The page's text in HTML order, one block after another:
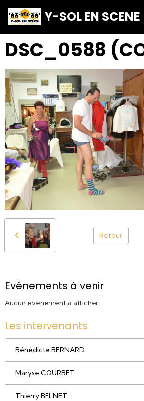
Y-SOL EN SCENE
DSC_0588
Retour
Evènements à venir
Aucun évènement à afficher.
Les intervenants
Bénédicte BERNARD
Maryse COURBET
Thierry BELNET